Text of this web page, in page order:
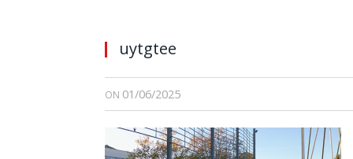
uytgtee
ON 01/06/2025